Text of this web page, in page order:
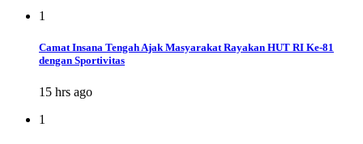
1
Camat Insana Tengah Ajak Masyarakat Rayakan HUT RI Ke-81
dengan Sportivitas
15 hrs ago
1